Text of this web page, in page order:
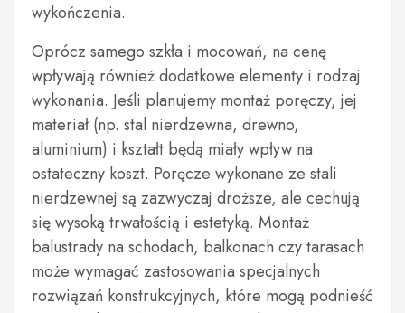
wykończenia.
Oprócz samego szkła i mocowań, na cenę
wpływają również dodatkowe elementy i rodzaj
wykonania. Jeśli planujemy montaż poręczy, jej
materiał (np. stal nierdzewna, drewno,
aluminium) i kształt będą miały wpływ na
ostateczny koszt. Poręcze wykonane ze stali
nierdzewnej są zazwyczaj droższe, ale cechują
się wysoką trwałością i estetyką. Montaż
balustrady na schodach, balkonach czy tarasach
może wymagać zastosowania specjalnych
rozwiązań konstrukcyjnych, które mogą podnieść